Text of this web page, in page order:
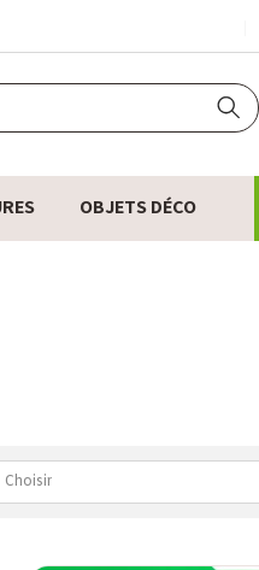
OBJETS DÉCO
Choisir